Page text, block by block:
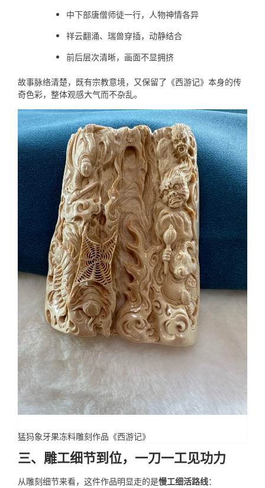
中下部唐僧师徒一行，人物神情各异
祥云翻涌、瑞兽穿插，动静结合
前后层次清晰，画面不显拥挤
故事脉络清楚，既有宗教意境，又保留了《西游记》本身的传
奇色彩，整体观感大气而不杂乱。
猛犸象牙果冻料雕刻作品《西游记》
三、雕工细节到位，一刀一工见功力
从雕刻细节来看，这件作品明显走的是慢工细活路线：